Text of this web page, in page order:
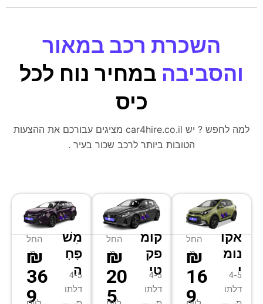
השכרת רכב במאור
והסביבה במחיר נוח לכל
כיס
למה לחפש ? יש car4hire.co.il מציגים עבורכם את ההצעות
הטובות ביותר לרכב שכור בעיר .
אקו
נומ
י
4-5
דלתו
החל
מ-
₪
16
9
קומ
פק
טי
4-5
דלתו
החל
מ-
₪
20
5
מִשׁ
פָּחָ
ה
4-5
דלתו
החל
מ-
₪
36
9